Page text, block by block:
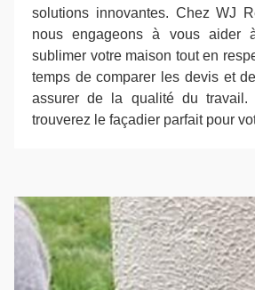
solutions innovantes. Chez WJ
nous engageons à vous aider
sublimer votre maison tout en
temps de comparer les devis et
assurer de la qualité du
trouverez le façadier parfait pour